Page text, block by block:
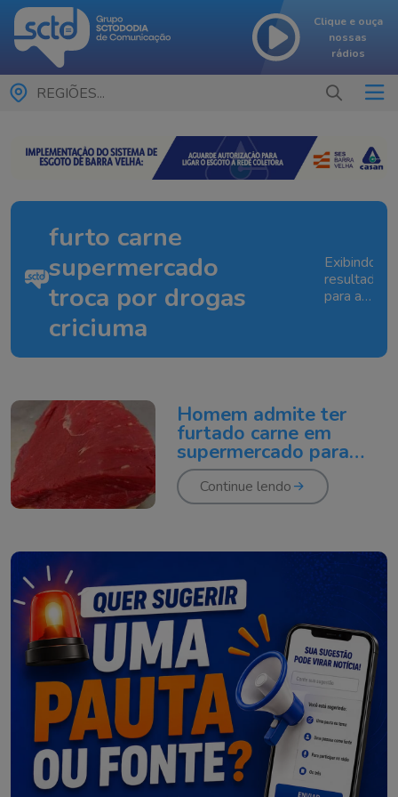
Clique e ouça
nossas
rádios
REGIÕES...
furto carne
supermercado
troca por drogas
criciuma
Exibindo
resultados
para a
drogas
criciuma
Homem admite ter
furtado carne em
supermercado para
trocar por drogas em
Criciúma
Continue lendo